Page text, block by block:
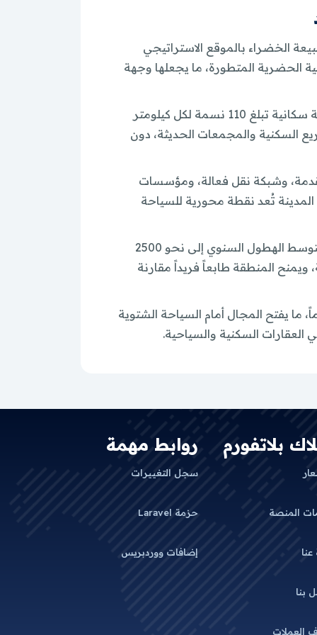
الخضراء بالموقع الاستراتيجي
الحضرية المتطورة، ما يجعلها وجهة
تبلغ مساحة ولاية طرابزون نحو 6,685 كيلومتراً مربعاً، ويصل عدد سكانها إلى حوالي 757,353 نسمة، بكثافة سكانية تبلغ 110 نسمة لكل كيلومتر
السكنية والمجمعات الحديثة، دون
وشبكة نقل فعالة، ومؤسسات
تُعد نقطة محورية للسياحة
يُعتبر مناخ طرابزون من أبرز عناصر تميزها، إذ تُعد من أكثر المناطق غزارة بالأمطار في تركيا، حيث يصل متوسط الهطول السنوي إلى نحو 2500
ويمنح المنطقة طابعاً فريداً مقارنة
تشهد الولاية تساقطاً كثيفاً للثلوج بين ديسمبر ومارس، مع فترة تراكم لا تقل عن 40 يوماً، ما يفتح المجال أمام السياحة الشتوية
العقارات السكنية والسياحية.
بلاتفورم
المنصة
عنا
بنا
العملات
روابط مهمة
سجل التغييرات
حزمة Laravel
إضافات ووردبريس